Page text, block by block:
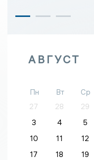
АВГУСТ
Пн Вт Ср
27
28 29
3
4 5
10
11 12
17
18 19